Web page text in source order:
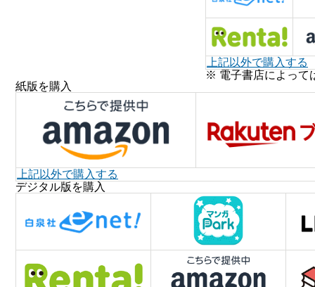
上記以外で購入する
※ 電子書店によって
紙版を購入
上記以外で購入する
デジタル版を購入